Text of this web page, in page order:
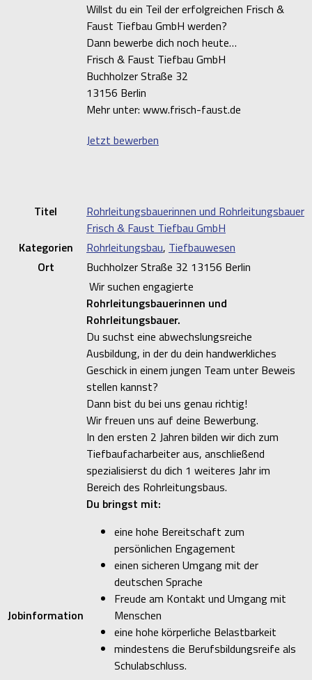
Willst du ein Teil der erfolgreichen Frisch &
Faust Tiefbau GmbH werden?
Dann bewerbe dich noch heute…
Frisch & Faust Tiefbau GmbH
Buchholzer Straße 32
13156 Berlin
Mehr unter: www.frisch-faust.de
Jetzt bewerben
Titel
Rohrleitungsbauerinnen und Rohrleitungsbauer
Frisch & Faust Tiefbau GmbH
Kategorien
Rohrleitungsbau, Tiefbauwesen
Ort
Buchholzer Straße 32 13156 Berlin
Jobinformation
Wir suchen engagierte
Rohrleitungsbauerinnen und
Rohrleitungsbauer.
Du suchst eine abwechslungsreiche
Ausbildung, in der du dein handwerkliches
Geschick in einem jungen Team unter Beweis
stellen kannst?
Dann bist du bei uns genau richtig!
Wir freuen uns auf deine Bewerbung.
In den ersten 2 Jahren bilden wir dich zum
Tiefbaufacharbeiter aus, anschließend
spezialisierst du dich 1 weiteres Jahr im
Bereich des Rohrleitungsbaus.
Du bringst mit:
eine hohe Bereitschaft zum
persönlichen Engagement
einen sicheren Umgang mit der
deutschen Sprache
Freude am Kontakt und Umgang mit
Menschen
eine hohe körperliche Belastbarkeit
mindestens die Berufsbildungsreife als
Schulabschluss.